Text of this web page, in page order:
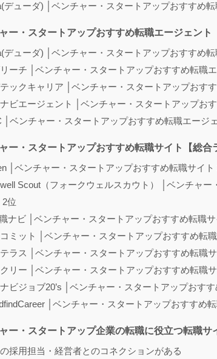
デューダ) │ベンチャー・スタートアップおすすめ
ー・スタートアップおすすめ転職エージェント
デューダ) │ベンチャー・スタートアップおすすめ
ーチ │ベンチャー・スタートアップおすすめ転職
ックキャリア │ベンチャー・スタートアップおす
ビエージェント │ベンチャー・スタートアップお
│ベンチャー・スタートアップおすすめ転職エージ
ー・スタートアップおすすめ転職サイト【総合
│ベンチャー・スタートアップおすすめ転職サイト
Scout（フォークウェルスカウト） │ベンチャ
2位
ナビ │ベンチャー・スタートアップおすすめ転職
ミット │ベンチャー・スタートアップおすすめ転
ラス │ベンチャー・スタートアップおすすめ転職
リー │ベンチャー・スタートアップおすすめ転職
ビジョブ20’s │ベンチャー・スタートアップおす
│ベンチャー・スタートアップおすすめ
ー・スタートアップ企業の転職に役立つ転職
採用担当・経営者とのコネクションがある